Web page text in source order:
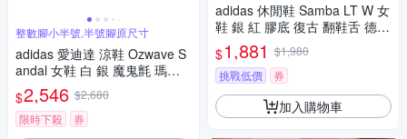
整數腳小半號,半號腳原尺寸
adidas 愛迪達 涼鞋 Ozwave S
andal 女鞋 白 銀 魔鬼氈 瑪莉
珍風厚底 KJ5964
$2,546 $2,680
限時下殺
券
adidas 休閒鞋 Samba LT W 女
鞋 銀 紅 膠底 復古 翻鞋舌 德訓
鞋 愛迪達 JH5707
$1,881 $1,980
挑戰低價
券
加入購物車